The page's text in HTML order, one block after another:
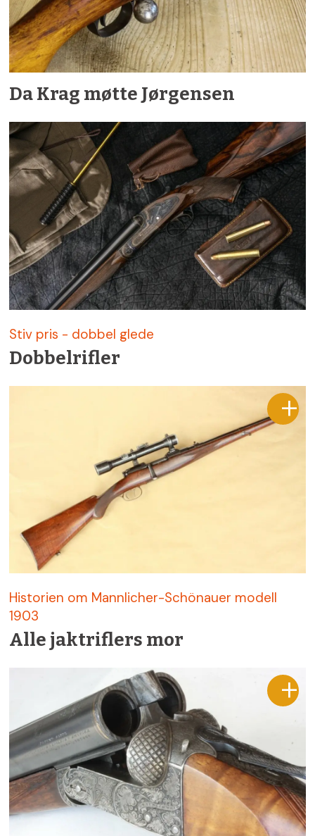
Da Krag møtte Jørgensen
Stiv pris - dobbel glede
Dobbelrifler
Historien om Mannlicher-Schönauer modell
1903
Alle jaktriflers mor